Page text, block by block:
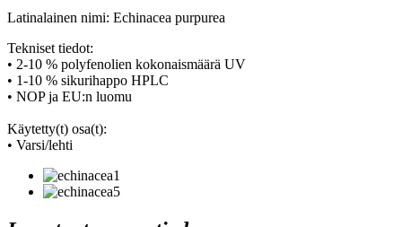
Latinalainen nimi: Echinacea purpurea
Tekniset tiedot:
• 2-10 % polyfenolien kokonaismäärä UV
• 1-10 % sikurihappo HPLC
• NOP ja EU:n luomu
Käytetty(t) osa(t):
• Varsi/lehti